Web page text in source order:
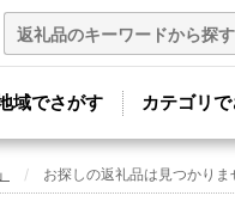
域でさがす カテゴリ
お探しの返礼品は見つかりま